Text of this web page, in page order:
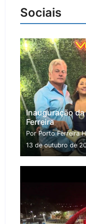
Sociais
Inauguração da
Ferreira
Por Porto Ferreira
13 de outubro de